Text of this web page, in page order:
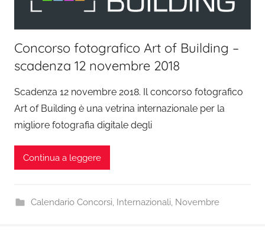
Concorso fotografico Art of Building –
scadenza 12 novembre 2018
Scadenza 12 novembre 2018. Il concorso fotografico
Art of Building è una vetrina internazionale per la
migliore fotografia digitale degli
Continua a leggere
Calendario Concorsi, Internazionali, Novembre